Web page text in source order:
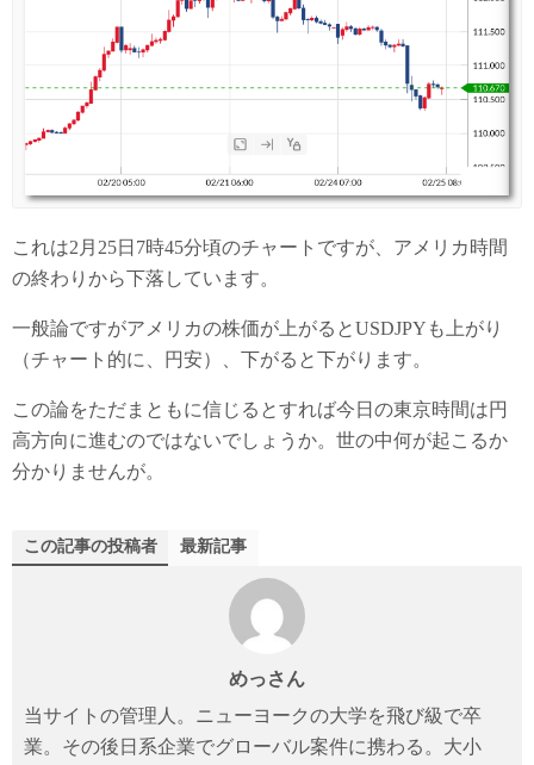
これは2月25日7時45分頃のチャートですが、アメリカ時間
の終わりから下落しています。
一般論ですがアメリカの株価が上がるとUSDJPYも上がり
（チャート的に、円安）、下がると下がります。
この論をただまともに信じるとすれば今日の東京時間は円
高方向に進むのではないでしょうか。世の中何が起こるか
分かりませんが。
この記事の投稿者 最新記事
めっさん
当サイトの管理人。ニューヨークの大学を飛び級で卒
業。その後日系企業でグローバル案件に携わる。大小